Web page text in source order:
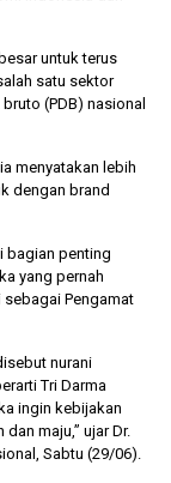
untuk terus
satu sektor
(PDB) nasional
menyatakan lebih
dengan brand
bagian penting
yang pernah
sebagai Pengamat
nurani
Tri Darma
ingin kebijakan
maju,” ujar Dr.
Sabtu (29/06).